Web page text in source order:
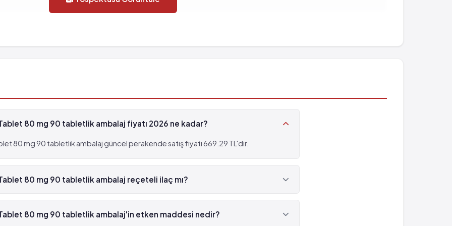
sıklığı tahmin edilemiyor
(%0.1 - %0.01)
Tablet 80 mg 90 tabletlik ambalaj fiyatı 2026 ne kadar?
80 mg 90 tabletlik ambalaj güncel perakende satış fiyatı 669.29 TL'dir.
Tablet 80 mg 90 tabletlik ambalaj reçeteli ilaç mı?
Tablet 80 mg 90 tabletlik ambalaj beyaz reçetelidir.
Tablet 80 mg 90 tabletlik ambalaj'in etken maddesi nedir?